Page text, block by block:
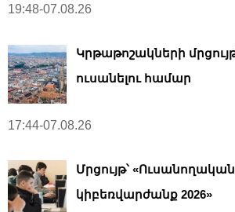
19:48-07.08.26
Կրթաթոշակների
ուսանելու համար
17:44-07.08.26
Մրցույթ՝
կիբեռվարժանք 2026»